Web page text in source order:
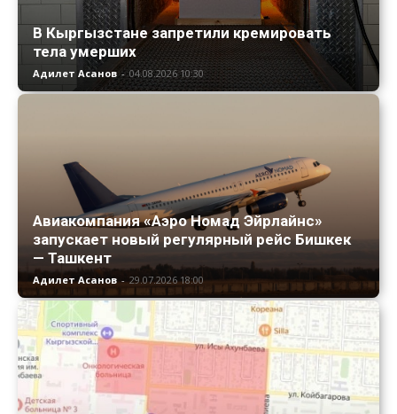
В Кыргызстане запретили кремировать
тела умерших
Адилет Асанов - 04.08.2026 10:30
Авиакомпания «Аэро Номад Эйрлайнс»
запускает новый регулярный рейс Бишкек
— Ташкент
Адилет Асанов - 29.07.2026 18:00